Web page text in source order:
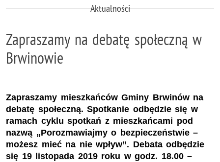
Aktualności
Zapraszamy na debatę społeczną w
Brwinowie
Zapraszamy mieszkańców Gminy Brwinów na
debatę społeczną. Spotkanie odbędzie się w
ramach cyklu spotkań z mieszkańcami pod
nazwą „Porozmawiajmy o bezpieczeństwie –
możesz mieć na nie wpływ”. Debata odbędzie
się 19 listopada 2019 roku w godz. 18.00 –